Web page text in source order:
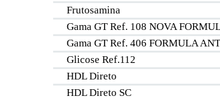
Frutosamina
Gama GT Ref. 108 NOVA
Gama GT Ref. 406 FORMULA
Glicose Ref.112
HDL Direto
HDL Direto SC